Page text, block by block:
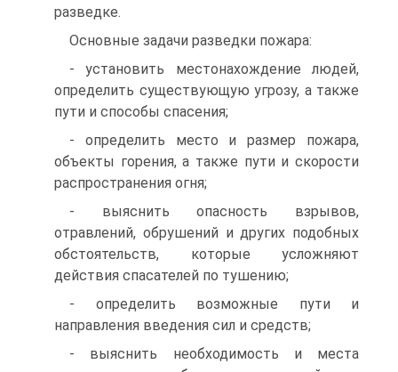
разведке.
Основные задачи разведки пожара:
- установить местонахождение людей,
определить существующую угрозу, а также
пути и способы спасения;
- определить место и размер пожара,
объекты горения, а также пути и скорости
распространения огня;
- выяснить опасность взрывов,
отравлений, обрушений и других подобных
обстоятельств, которые усложняют
действия спасателей по тушению;
- определить возможные пути и
направления введения сил и средств;
- выяснить необходимость и места